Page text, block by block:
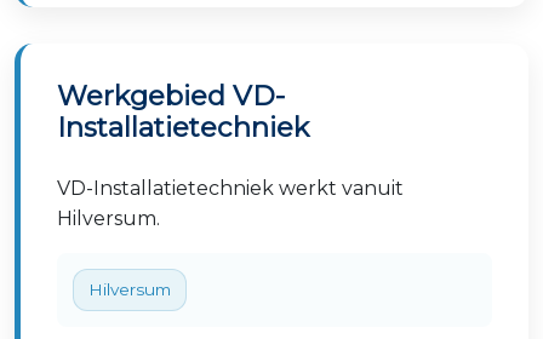
Werkgebied VD-
Installatietechniek
VD-Installatietechniek werkt vanuit
Hilversum.
Hilversum